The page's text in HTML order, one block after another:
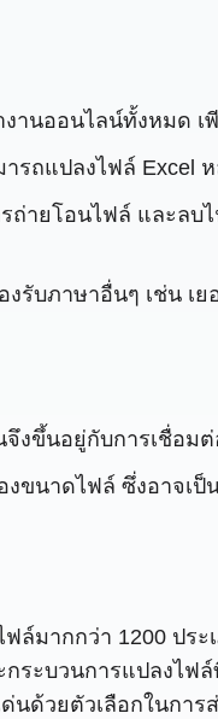
านออนไลน์ทั้งหมด
ถแปลงไฟล์ Excel
ถ่ายโอนไฟล์ และล
บภาษาอื่นๆ เช่น เ
งขึ้นอยู่กับการเชื่อม
งขนาดไฟล์ ซึ่งอาจ
ล์มากกว่า 1200 ป
ระบวนการแปลง
ด้วยตัวเลือกในการ